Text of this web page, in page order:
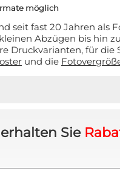
möglich
seit fast 20 Jahren als
Abzügen bis hin
Druckvarianten, für die
und die
Sie